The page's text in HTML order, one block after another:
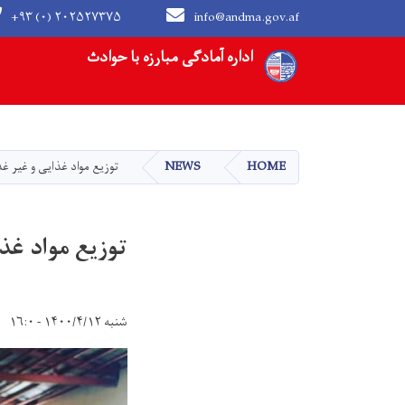
اداره آمادگی مبارزه با حوادث
info@andma.gov.af +۹۳ (۰) ۲۰۲۵۲۷۳۷۵
Main navigation
HOME
NEWS توزیع مواد غذایی و غیر غذایی برای ۴۸۶
توزیع مواد غذایی و غیر
شنبه ۱۴۰۰/۴/۱۲ - ۱۶:۰